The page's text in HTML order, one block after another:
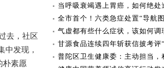
去，社区
中发现，
朴素愿
当呼吸衰竭遇上胃癌，如何绝处
全市首个！六类急症处置“导航图
气虚都有些什么症状，该如何调
甘源食品连续四年斩获信披考评“
普陀区卫生健康委：主动担当，